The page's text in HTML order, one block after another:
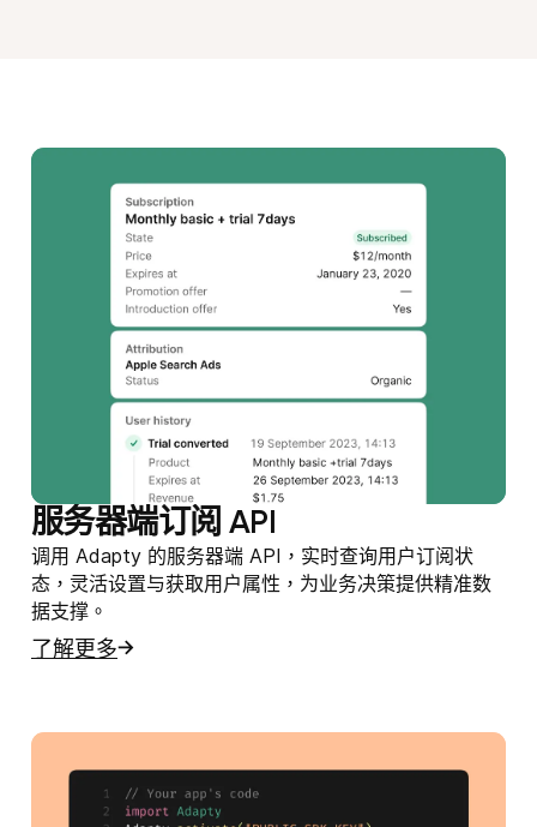
服务器端订阅 API
调用 Adapty 的服务器端 API，实时查询用户订阅状
态，灵活设置与获取用户属性，为业务决策提供精准数
据支撑。
了解更多